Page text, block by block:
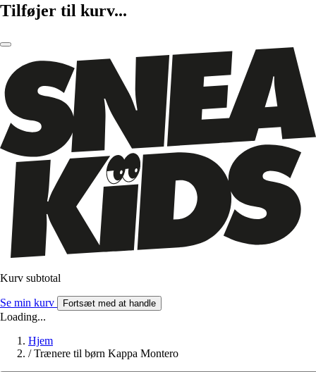
Tilføjer til kurv...
Kurv subtotal
Se min kurv Fortsæt med at handle
Loading...
Hjem
/ Trænere til børn Kappa Montero